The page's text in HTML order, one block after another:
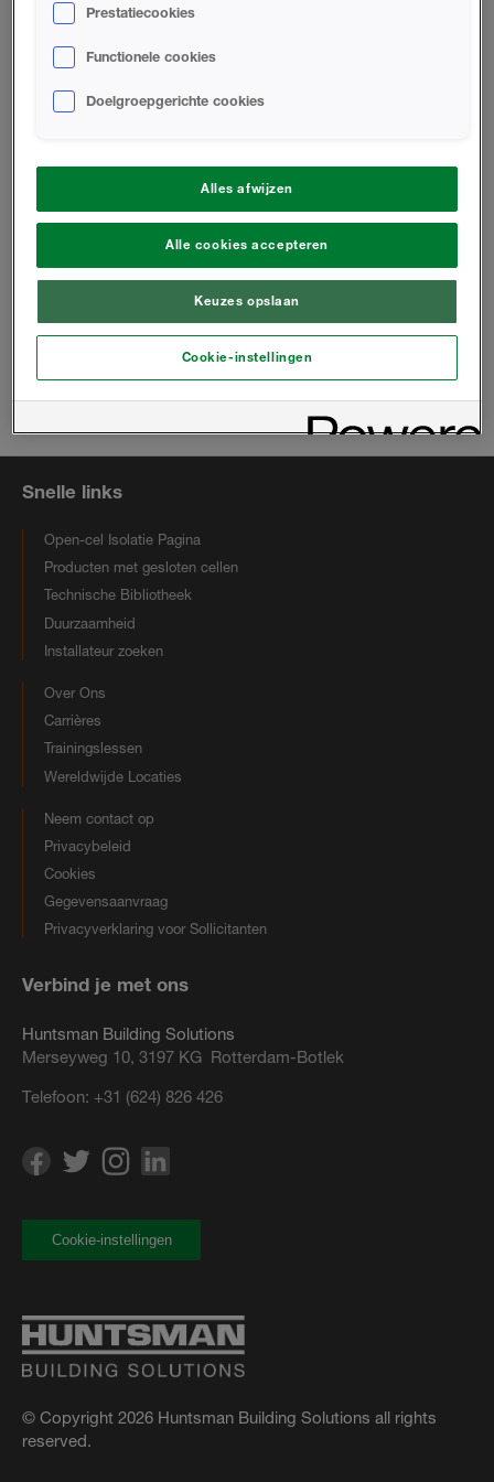
Bedrijfs Brochure
Huiseigenaren Brochure
Email:
Snelle links
Open-cel Isolatie Pagina
Producten met gesloten cellen
Technische Bibliotheek
Duurzaamheid
Installateur zoeken
Over Ons
Carrières
Trainingslessen
Wereldwijde Locaties
Neem contact op
Privacybeleid
Cookies
Gegevensaanvraag
Privacyverklaring voor Sollicitanten
Verbind je met ons
Huntsman Building Solutions
Merseyweg 10, 3197 KG Rotterdam-Botlek
Telefoon: +31 (624) 826 426
© Copyright 2026 Huntsman Building Solutions all rights
reserved.
Cookie-instellingen
Prestatiecookies
Functionele cookies
Doelgroepgerichte cookies
Alles afwijzen
Alle cookies accepteren
Keuzes opslaan
Cookie-instellingen